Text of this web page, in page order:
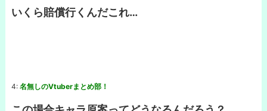
いくら賠償行くんだこれ…
4: 名無しのVtuberまとめ部！